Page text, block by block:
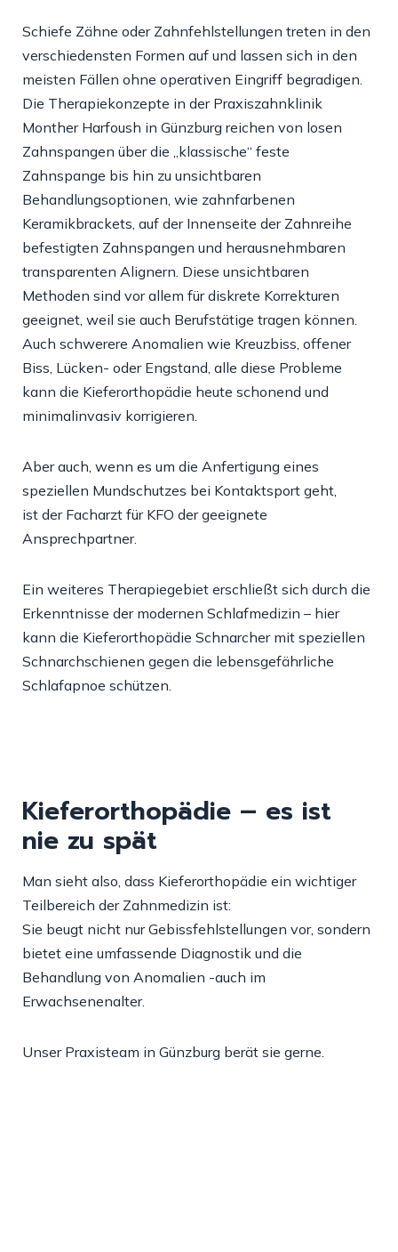
Schiefe Zähne oder Zahnfehlstellungen treten in den
verschiedensten Formen auf und lassen sich in den
meisten Fällen ohne operativen Eingriff begradigen.
Die Therapiekonzepte in der Praxiszahnklinik
Monther Harfoush in Günzburg reichen von losen
Zahnspangen über die „klassische“ feste
Zahnspange bis hin zu unsichtbaren
Behandlungsoptionen, wie zahnfarbenen
Keramikbrackets, auf der Innenseite der Zahnreihe
befestigten Zahnspangen und herausnehmbaren
transparenten Alignern. Diese unsichtbaren
Methoden sind vor allem für diskrete Korrekturen
geeignet, weil sie auch Berufstätige tragen können.
Auch schwerere Anomalien wie Kreuzbiss, offener
Biss, Lücken- oder Engstand, alle diese Probleme
kann die Kieferorthopädie heute schonend und
minimalinvasiv korrigieren.
Aber auch, wenn es um die Anfertigung eines
speziellen Mundschutzes bei Kontaktsport geht,
ist derFacharzt für KFO der geeignete
Ansprechpartner.
Ein weiteres Therapiegebiet erschließt sich durch die
Erkenntnisse der modernen Schlafmedizin – hier
kann die Kieferorthopädie Schnarcher mit speziellen
Schnarchschienen gegen die lebensgefährliche
Schlafapnoe schützen.
Kieferorthopädie – es ist
nie zu spät
Man sieht also, dass Kieferorthopädie ein wichtiger
Teilbereich der Zahnmedizin ist:
Sie beugt nicht nur Gebissfehlstellungen vor, sondern
bietet eine umfassende Diagnostik und die
Behandlung von Anomalien -auch im
Erwachsenenalter.
Unser Praxisteam in Günzburg berät sie gerne.